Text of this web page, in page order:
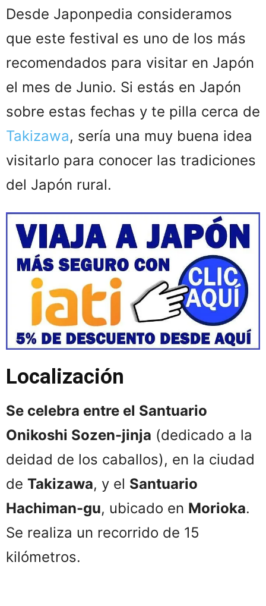
Desde Japonpedia consideramos
que este festival es uno de los más
recomendados para visitar en Japón
el mes de Junio. Si estás en Japón
sobre estas fechas y te pilla cerca de
Takizawa, sería una muy buena idea
visitarlo para conocer las tradiciones
del Japón rural.
Localización
Se celebra entre el Santuario
Onikoshi Sozen-jinja (dedicado a la
deidad de los caballos), en la ciudad
de Takizawa, y el Santuario
Hachiman-gu, ubicado en Morioka.
Se realiza un recorrido de 15
kilómetros.